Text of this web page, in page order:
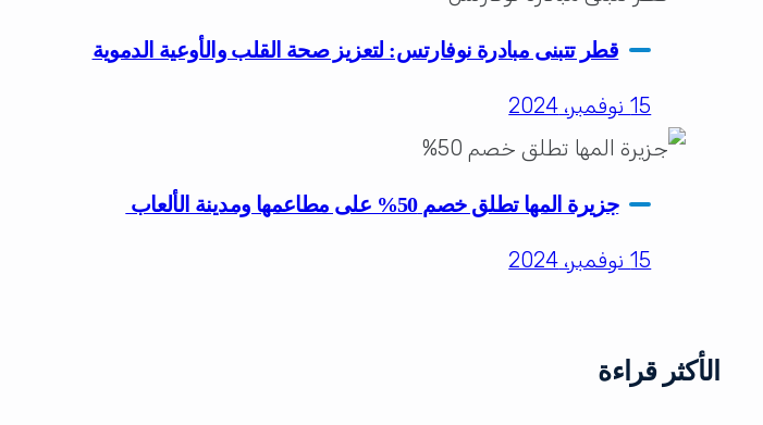
قطر تتبنى مبادرة نوفارتس: لتعزيز صحة القلب والأوعية الدموية
15 نوفمبر، 2024
جزيرة المها تطلق خصم 50% على مطاعمها ومدينة الألعاب
15 نوفمبر، 2024
الأكثر قراءة